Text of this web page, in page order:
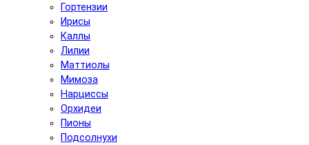
Гортензии
Ирисы
Каллы
Лилии
Маттиолы
Мимоза
Нарциссы
Орхидеи
Пионы
Подсолнухи